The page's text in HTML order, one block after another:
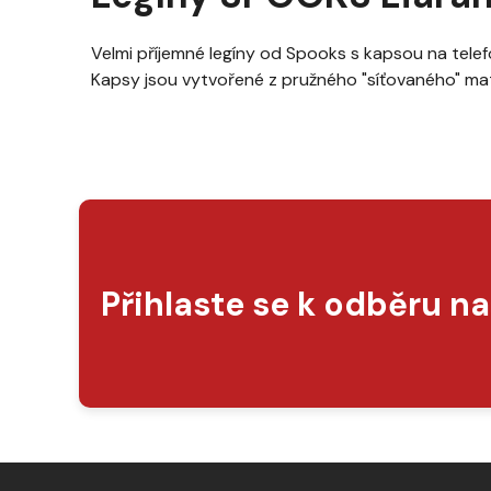
z
hvězdiček.
Velmi příjemné legíny od Spooks s kapsou na
Kapsy jsou vytvořené z pružného "síťovaného"
Přihlaste se k odběru